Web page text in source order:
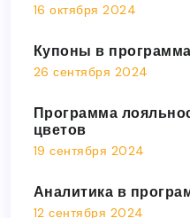
16 октября 2024
Купоны в
26 сентября 2024
Программа
цветов
19 сентября 2024
Аналитика в
12 сентября 2024